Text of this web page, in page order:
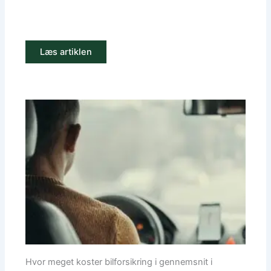
Læs artiklen
Hvor meget koster bilforsikring i gennemsnit i